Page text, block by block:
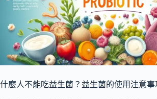
什麼人不能吃益生菌？益生菌的使用注意事